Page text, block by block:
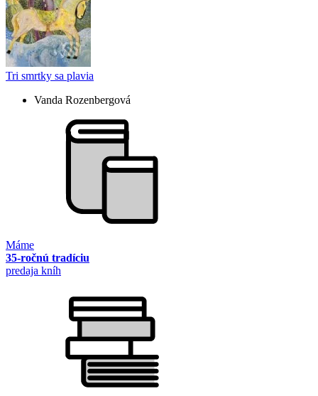
Tri smrtky sa plavia
Vanda Rozenbergová
Máme
35-ročnú tradíciu
predaja kníh